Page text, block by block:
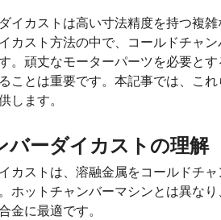
イカストは高い寸法精度を持つ複
カスト方法の中で、コールドチャ
。頑丈なモーターパーツを必要と
ことは重要です。本記事では、こ
します。
バーダイカストの理解
カストは、溶融金属をコールドチ
ホットチャンバーマシンとは異な
金に最適です。